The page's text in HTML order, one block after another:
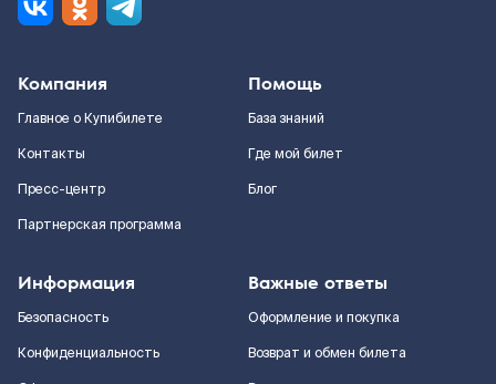
Компания
Главное о Купибилете
Контакты
Пресс-центр
Партнерская программа
Помощь
База знаний
Где мой билет
Блог
Информация
Безопасность
Конфиденциальность
Важные ответы
Оформление и покупка
Возврат и обмен билета